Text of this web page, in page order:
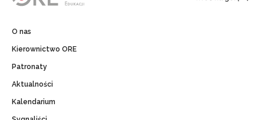
O nas
Kierownictwo ORE
Patronaty
Aktualności
Kalendarium